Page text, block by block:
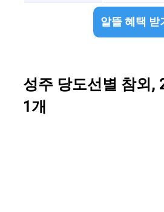
알뜰 혜택 받
성주 당도선별 참외,
1개